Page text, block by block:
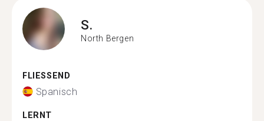
S.
North Bergen
FLIESSEND
Spanisch
LERNT